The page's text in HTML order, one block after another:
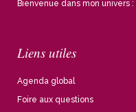
Bienvenue dans mon univers
Liens utiles
Agenda global
Foire aux questions